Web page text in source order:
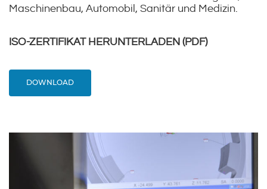
Maschinenbau, Automobil, Sanitär und Medizin.
ISO-ZERTIFIKAT HERUNTERLADEN (PDF)
DOWNLOAD